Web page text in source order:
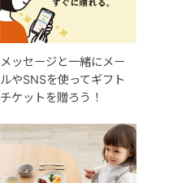
メッセージと一緒にメー
ルやSNSを使ってギフト
チケットを贈ろう！